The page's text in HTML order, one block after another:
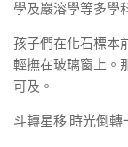
學及巖溶學等多學
孩子們在化石標本
輕撫在玻璃窗上。
可及。
斗轉星移,時光倒轉